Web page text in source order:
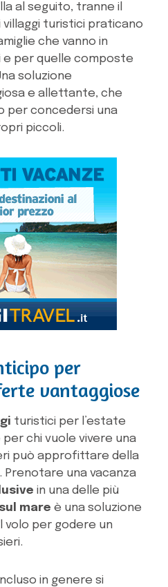
al seguito, tranne il
turistici praticano
che vanno in
e per quelle composte
soluzione
e allettante, che
per concedersi una
piccoli.
per
vantaggiose
turistici per l’estate
chi vuole vivere una
può approfittare della
una vacanza
in una delle più
mare è una soluzione
volo per godere un
in genere si